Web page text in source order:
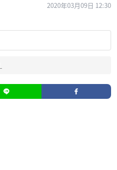
2020年03月09日 12:30